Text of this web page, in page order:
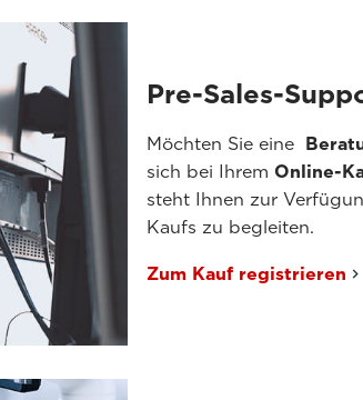
Pre-Sales-
Möchten Sie eine
sich bei Ihrem Online-
steht Ihnen zur
Kaufs zu begleiten.
Zum Kauf registrieren